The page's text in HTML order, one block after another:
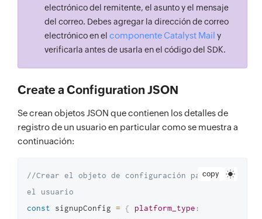
electrónico del remitente, el asunto y el mensaje
del correo. Debes agregar la dirección de correo
electrónico en el componente Catalyst Mail y
verificarla antes de usarla en el código del SDK.
Create a Configuration JSON
Se crean objetos JSON que contienen los detalles de
registro de un usuario en particular como se muestra a
continuación:
copy
//Crear el objeto de configuración para
el usuario
const signupConfig = { platform_type: